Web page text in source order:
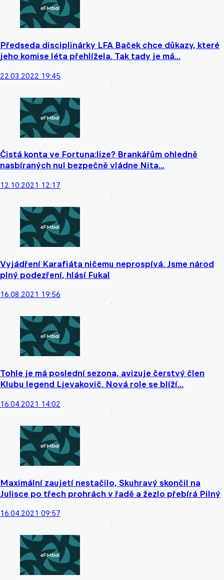
Předseda disciplinárky LFA Baček chce důkazy, které
jeho komise léta přehlížela. Tak tady je má...
22.03.2022 19:45
Čistá konta ve Fortuna:lize? Brankářům ohledně
nasbíraných nul bezpečně vládne Nita...
12.10.2021 12:17
Vyjádření Karafiáta ničemu neprospívá. Jsme národ
plný podezření, hlásí Fukal
16.08.2021 19:56
Tohle je má poslední sezona, avizuje čerstvý člen
Klubu legend Ljevakovič. Nová role se blíží...
16.04.2021 14:02
Maximální zaujetí nestačilo, Skuhravý skončil na
Julisce po třech prohrách v řadě a žezlo přebírá Pilný
16.04.2021 09:57